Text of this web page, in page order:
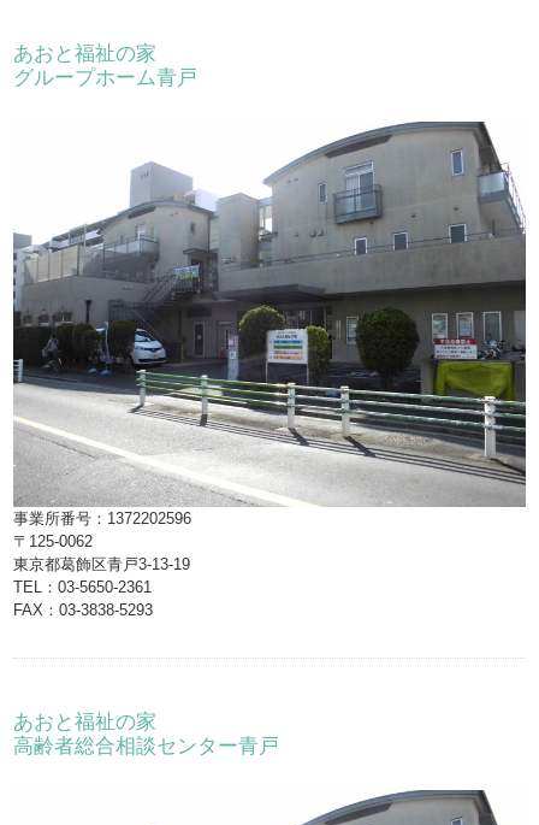
あおと福祉の家
グループホーム青戸
事業所番号：1372202596
〒125-0062
東京都葛飾区青戸3-13-19
TEL：03-5650-2361
FAX：03-3838-5293
あおと福祉の家
高齢者総合相談センター青戸